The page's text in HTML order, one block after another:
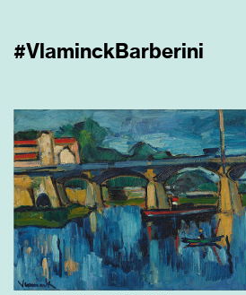
#VlaminckBarberini